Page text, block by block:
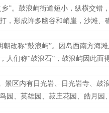
”。鼓浪屿街道短小，纵横交错
，形成许多幽谷和峭崖，沙滩、
改称“鼓浪屿”。因岛西南方海滩
们称“鼓浪石”，鼓浪屿因此而得
区内有日光岩、日光岩寺、鼓
、英雄园、菽庄花园、皓月园